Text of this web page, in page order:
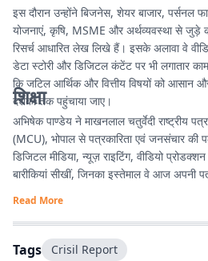
इस दौरान उन्होंने बिजनेस, शेयर बाजार, पर्सनल
योजनाएं, कृषि, MSME और अर्थव्यवस्था से जुड़े
रिसर्च आधारित लेख लिखे हैं। इसके अलावा वे
डेटा स्टोरी और डिजिटल कंटेंट पर भी लगातार
कि जटिल आर्थिक और वित्तीय विषयों को आसान
दर्शकों तक पहुंचाया जाए।
शिक्षा
अभिषेक पाण्डेय ने माखनलाल चतुर्वेदी राष्ट्रीय
(MCU), भोपाल से पत्रकारिता एवं जनसंचार की
डिजिटल मीडिया, न्यूज़ राइटिंग, वीडियो
बारीकियां सीखीं, जिनका इस्तेमाल वे आज अपनी
Read More
Tags Crisil Report